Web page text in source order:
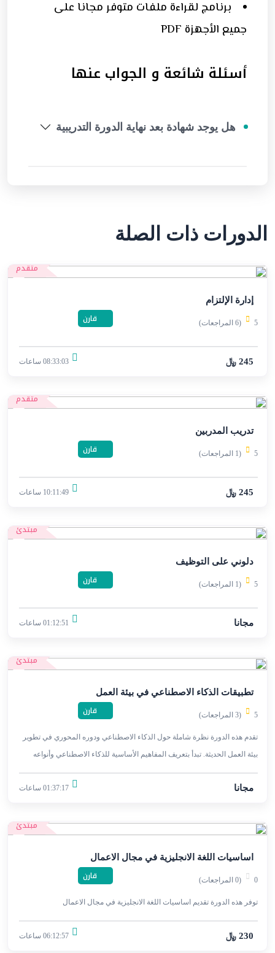
برنامج لقراءة ملفات متوفر مجانا على
جميع الأجهزة PDF
أسئلة شائعة و الجواب عنها
هل يوجد شهادة بعد نهاية الدورة التدريبية
الدورات ذات الصلة
متقدم
إدارة الإلتزام
5 (6 المراجعات) قارن
245 ﷼ 08:33:03 ساعات
متقدم
تدريب المدربين
5 (1 المراجعات) قارن
245 ﷼ 10:11:49 ساعات
مبتدئ
دلوني على التوظيف
5 (1 المراجعات) قارن
مجانا 01:12:51 ساعات
مبتدئ
تطبيقات الذكاء الاصطناعي في بيئة العمل
5 (3 المراجعات) قارن
تقدم هذه الدورة نظرة شاملة حول الذكاء الاصطناعي ودوره المحوري في تطوير
بيئة العمل الحديثة. تبدأ بتعريف المفاهيم الأساسية للذكاء الاصطناعي وأنواعه
المختلفة.
مجانا 01:37:17 ساعات
مبتدئ
اساسيات اللغة الانجليزية في مجال الاعمال
0 (0 المراجعات) قارن
توفر هذه الدورة تقديم اساسيات اللغة الانجليزية في مجال الاعمال
230 ﷼ 06:12:57 ساعات